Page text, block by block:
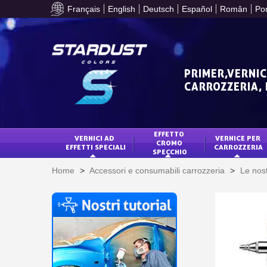
Français English Deutsch Español Român
VERNICI AD
EFFETTI SPECIALI
EFFETTO
CROMO
SPECCHIO
VERNICE PER
CARROZZERIA
Home > Accessori e consumabili carrozzeria > Le